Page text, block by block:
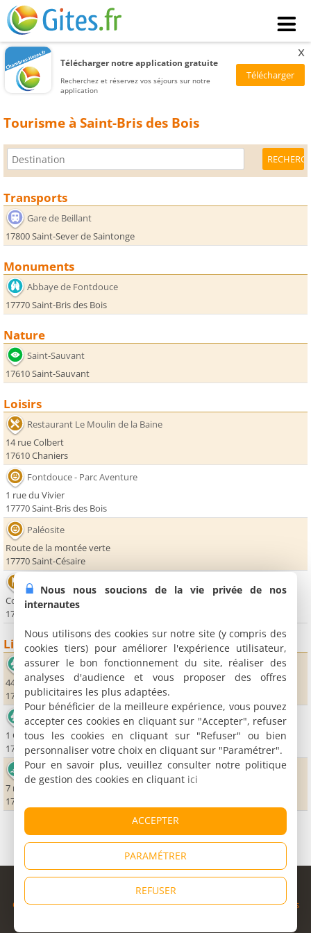
Télécharger notre application gratuite
Recherchez et réservez vos séjours sur notre
application
x
Tourisme à Saint-Bris des Bois
Transports
Gare de Beillant
17800 Saint-Sever de Saintonge
Monuments
Abbaye de Fontdouce
17770 Saint-Bris des Bois
Nature
Saint-Sauvant
17610 Saint-Sauvant
Loisirs
Restaurant Le Moulin de la Baine
14 rue Colbert
17610 Chaniers
Fontdouce - Parc Aventure
1 rue du Vivier
17770 Saint-Bris des Bois
Paléosite
Route de la montée verte
17770 Saint-Césaire
Poterie Artisanale de Coran
Coran
17610 Chaniers
Lieux sportifs
Club hippique de Saintes
44 chemin des Brandes
17610 Chaniers
Les Ânes de la Rêverie
1 Chez Peros
17610 Saint-Sauvant
Piscine municipale
7 route de la vallée
17770 Saint-Césaire
© Copyright 1998 - 2026
Cybevasion|Mentions légales|Confidentialité|CGU|Informations
Nous nous soucions de la vie privée de nos
internautes
Nous utilisons des cookies sur notre site (y compris des
cookies tiers) pour améliorer l'expérience utilisateur,
assurer le bon fonctionnement du site, réaliser des
analyses d'audience et vous proposer des offres
publicitaires les plus adaptées.
Pour bénéficier de la meilleure expérience, vous pouvez
accepter ces cookies en cliquant sur "Accepter", refuser
tous les cookies en cliquant sur "Refuser" ou bien
personnaliser votre choix en cliquant sur "Paramétrer".
Pour en savoir plus, veuillez consulter notre politique
de gestion des cookies en cliquant ici
ACCEPTER
PARAMÉTRER
REFUSER